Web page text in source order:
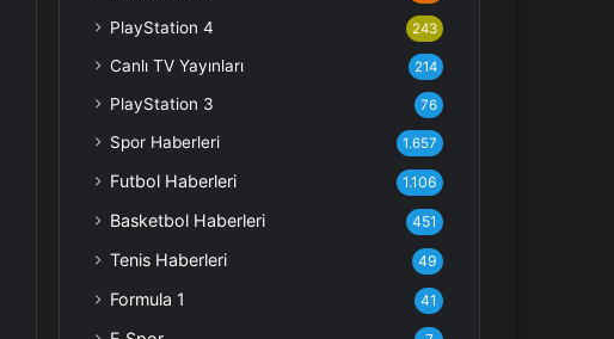
PlayStation 4 243
Canlı TV Yayınları 214
PlayStation 3 76
Spor Haberleri 1.657
Futbol Haberleri 1.106
Basketbol Haberleri 451
Tenis Haberleri 49
Formula 1 41